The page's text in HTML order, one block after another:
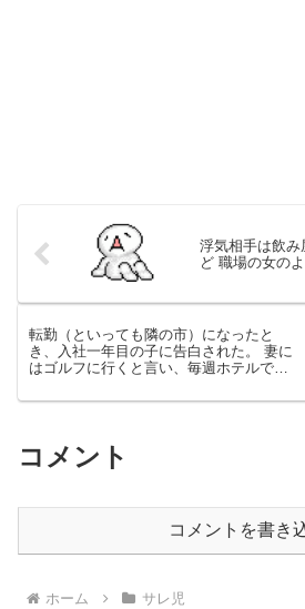
浮気相手は飲み
ど 職場の女の
転勤（といっても隣の市）になったと
き、入社一年目の子に告白された。 妻に
はゴルフに行くと言い、毎週ホテルでし
コメント
コメントを書き
ホーム サレ児